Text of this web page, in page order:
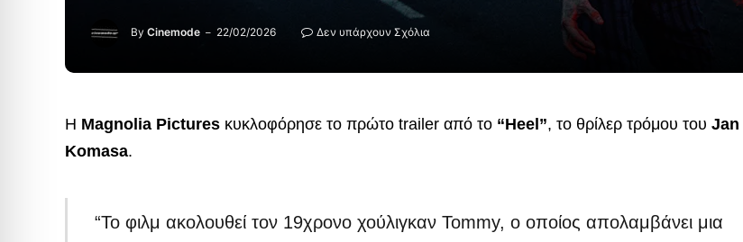
By Cinemode 22/02/2026 Δεν υπάρχουν Σχόλια
Η Magnolia Pictures κυκλοφόρησε το πρώτο trailer από το “Heel”, το θρίλερ τρόμου του Jan
Komasa.
“Το φιλμ ακολουθεί τον 19χρονο χούλιγκαν Tommy, ο οποίος απολαμβάνει μια